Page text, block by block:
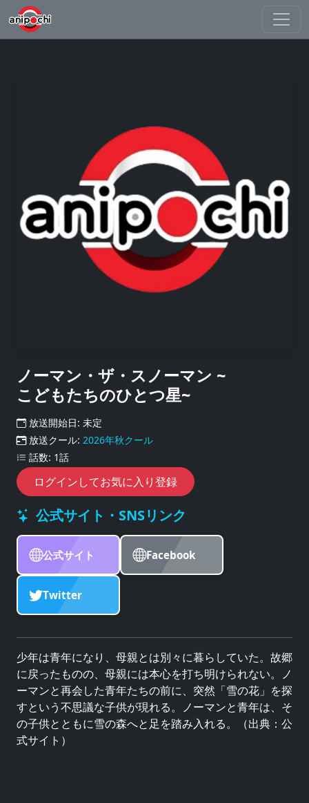
ノーマン・ザ・スノーマン ~
こどもたちのひとつ星~
放送開始日: 未定
放送クール: 2026年秋クール
話数: 1話
ログインしてお気に入り登録
公式サイト・SNSリンク
公式サイト Facebook
Twitter
少年は青年になり、母親とは別々に暮らしていた。故郷
に戻ったものの、母親には本心を打ち明けられない。ノ
ーマンと再会した青年たちの前に、突然「雪の花」を探
すという不思議な子供が現れる。ノーマンと青年は、そ
の子供とともに雪の森へと足を踏み入れる。（出典：公
式サイト）